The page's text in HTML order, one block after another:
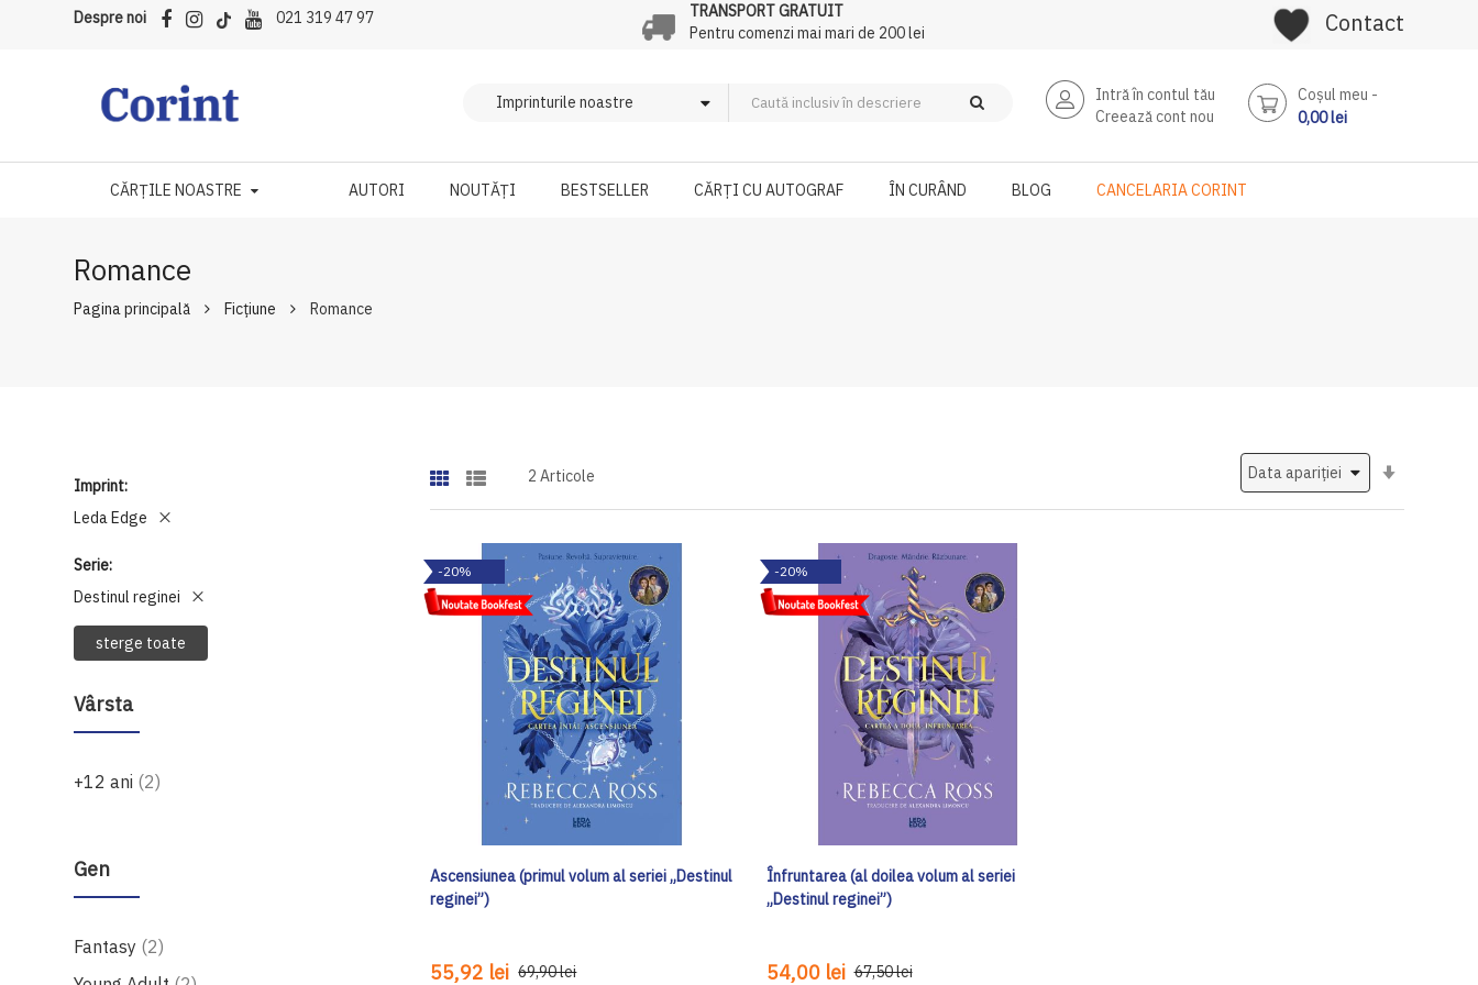
Despre noi 021 319 47 97
TRANSPORT GRATUIT
Pentru comenzi mai mari de 200 lei
Contact
Intră în contul tău
Creează cont nou
Coşul meu
0,00 lei
CĂRȚILE NOASTRE AUTORI NOUTĂȚI BESTSELLER CĂRȚI CU AUTOGRAF ÎN CURÂND BLOG CANCELARIA CORINT
Romance
Pagina principală Ficțiune Romance
Imprint
Leda Edge
Serie
Destinul reginei
sterge toate
Vârsta
+12 ani 2produse
Gen
Fantasy 2produse
2 Articole
-20%
Ascensiunea (primul volum al seriei „Destinul
reginei”)
55,92 lei 69,90 lei
-20%
Înfruntarea (al doilea volum al seriei
„Destinul reginei”)
54,00 lei 67,50 lei